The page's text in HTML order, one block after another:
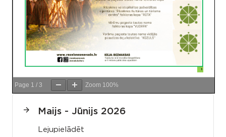
Page 1 / 3 Zoom 100%
Maijs - Jūnijs 2026
Lejupielādēt